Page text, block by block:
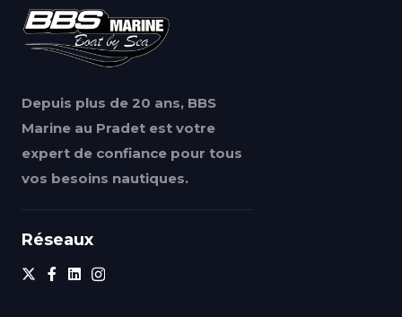
Depuis plus de 20 ans, BBS
Marine au Pradet est votre
expert de confiance pour tous
vos besoins nautiques.
Réseaux